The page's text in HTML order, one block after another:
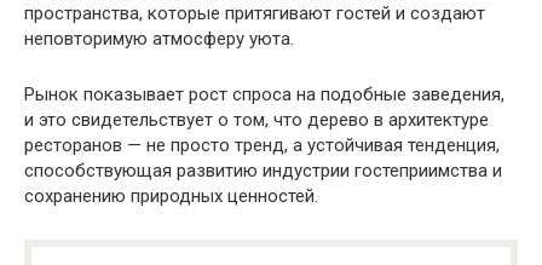
пространства, которые притягивают гостей и создают
неповторимую атмосферу уюта.
Рынок показывает рост спроса на подобные заведения,
и это свидетельствует о том, что дерево в архитектуре
ресторанов — не просто тренд, а устойчивая тенденция,
способствующая развитию индустрии гостеприимства и
сохранению природных ценностей.